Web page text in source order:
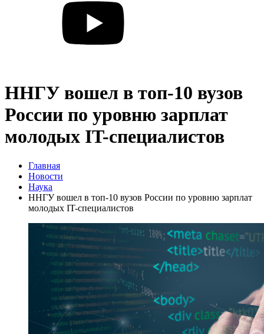
ННГУ вошел в топ-10 вузов
России по уровню зарплат
молодых IT-специалистов
Главная
Новости
Наука
ННГУ вошел в топ-10 вузов России по уровню зарплат
молодых IT-специалистов